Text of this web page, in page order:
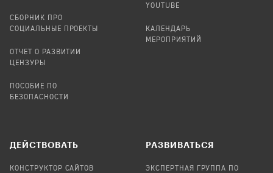
СБОРНИК ПРО
СОЦИАЛЬНЫЕ ПРОЕКТЫ
ОТЧЕТ О РАЗВИТИИ
ЦЕНЗУРЫ
ПОСОБИЕ ПО
БЕЗОПАСНОСТИ
YOUTUBE
КАЛЕНДАРЬ
МЕРОПРИЯТИЙ
ДЕЙСТВОВАТЬ
КОНСТРУКТОР САЙТОВ
РАЗВИВАТЬСЯ
ЭКСПЕРТНАЯ ГРУППА ПО